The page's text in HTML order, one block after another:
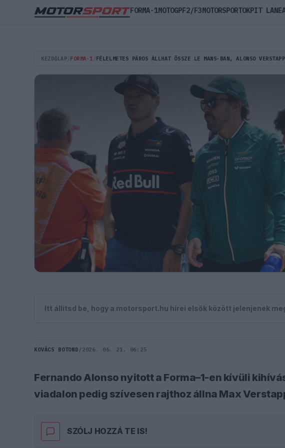
KEZDŐLAP FORMA-1 FÉLELMETES PÁROS ÁLLHAT ÖSSZE LE MANS-BAN, ALONSO
Itt állítsd be, hogy a motorsport.hu hírei elsők között jelenjenek
KOVÁCS BOTOND / 2026. 06. 21. 06:25
Fernando Alonso nyitott a Forma–1-en kívüli
viadalon pedig szívesen rajthoz állna Max
SZÓLJ HOZZÁ TE IS!
FORMA-1MOTOGPF2/F3MOTORSPORTOKPIT LANE